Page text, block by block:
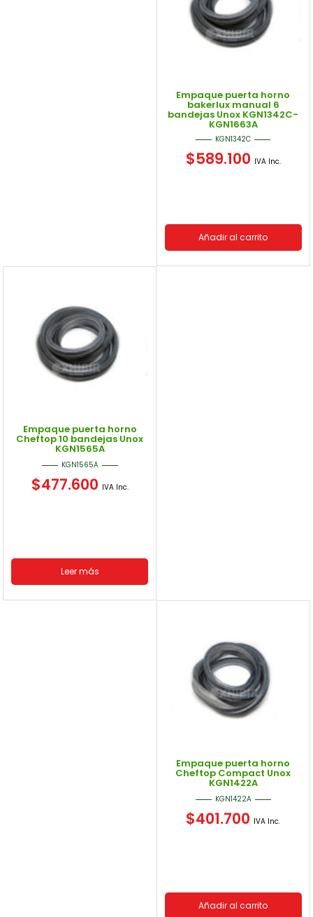
Empaque puerta horno
bakerlux manual 6
bandejas Unox KGN1342C-
KGN1663A
KGN1342C
$589.100 IVA Inc.
Añadir al carrito
Empaque puerta horno
Cheftop 10 bandejas Unox
KGN1565A
KGN1565A
$477.600 IVA Inc.
Leer más
Empaque puerta horno
Cheftop Compact Unox
KGN1422A
KGN1422A
$401.700 IVA Inc.
Añadir al carrito